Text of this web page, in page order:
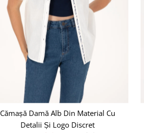
Cămașă Damă Alb Din Material Cu
Detalii Și Logo Discret